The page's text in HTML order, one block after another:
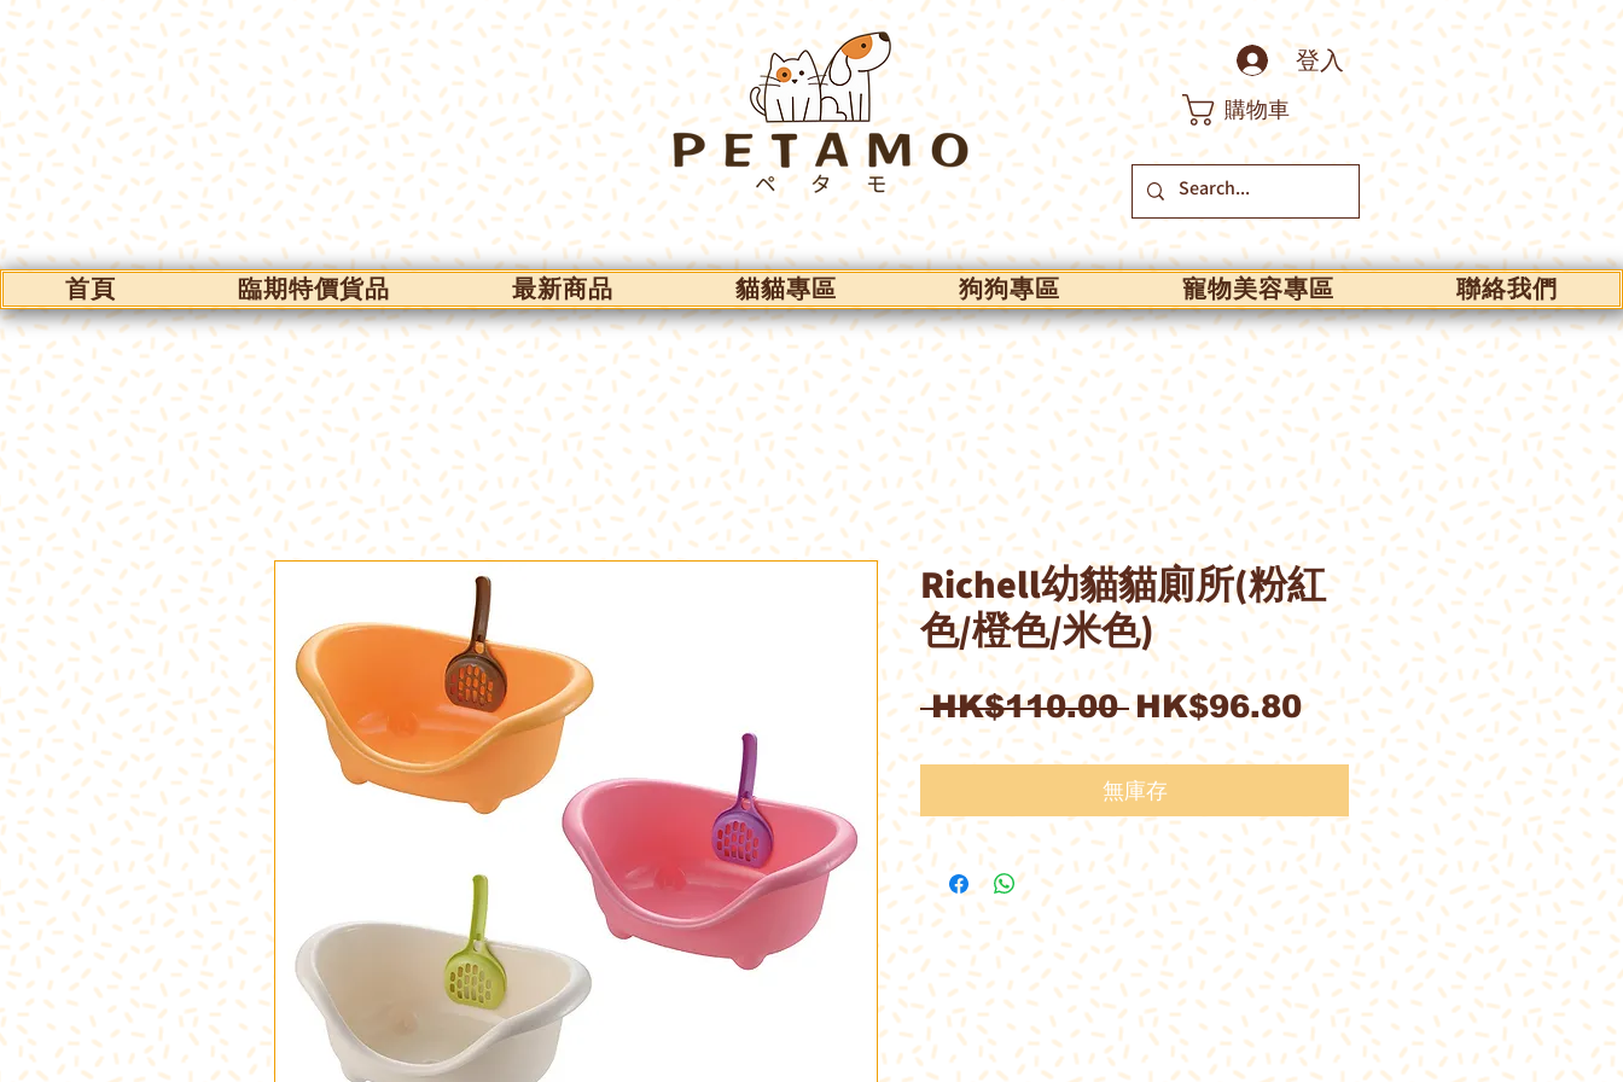
登入
購物車
首頁 臨期特價貨品 最新商品 貓貓專區 狗狗專區 寵物美容專區 聯絡我們
Richell幼貓貓廁所(粉紅
色/橙色/米色)
HK$110.00 一
般
價
格
HK$96.80促
銷
格
無庫存